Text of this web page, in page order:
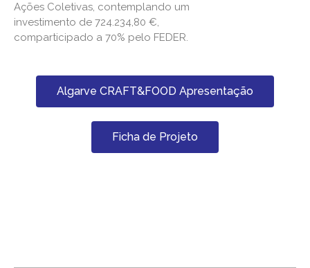
Ações Coletivas, contemplando um
investimento de 724.234,80 €,
comparticipado a 70% pelo FEDER.
Algarve CRAFT&FOOD Apresentação
Ficha de Projeto